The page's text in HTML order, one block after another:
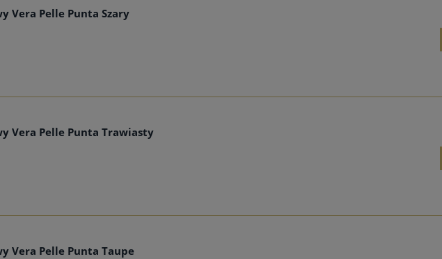
Vera Pelle Punta Szary
Vera Pelle Punta Trawiasty
Vera Pelle Punta Taupe